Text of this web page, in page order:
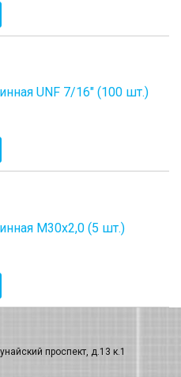
UNF 7/16" (100 шт.)
M30x2,0 (5 шт.)
проспект, д.13 к.1